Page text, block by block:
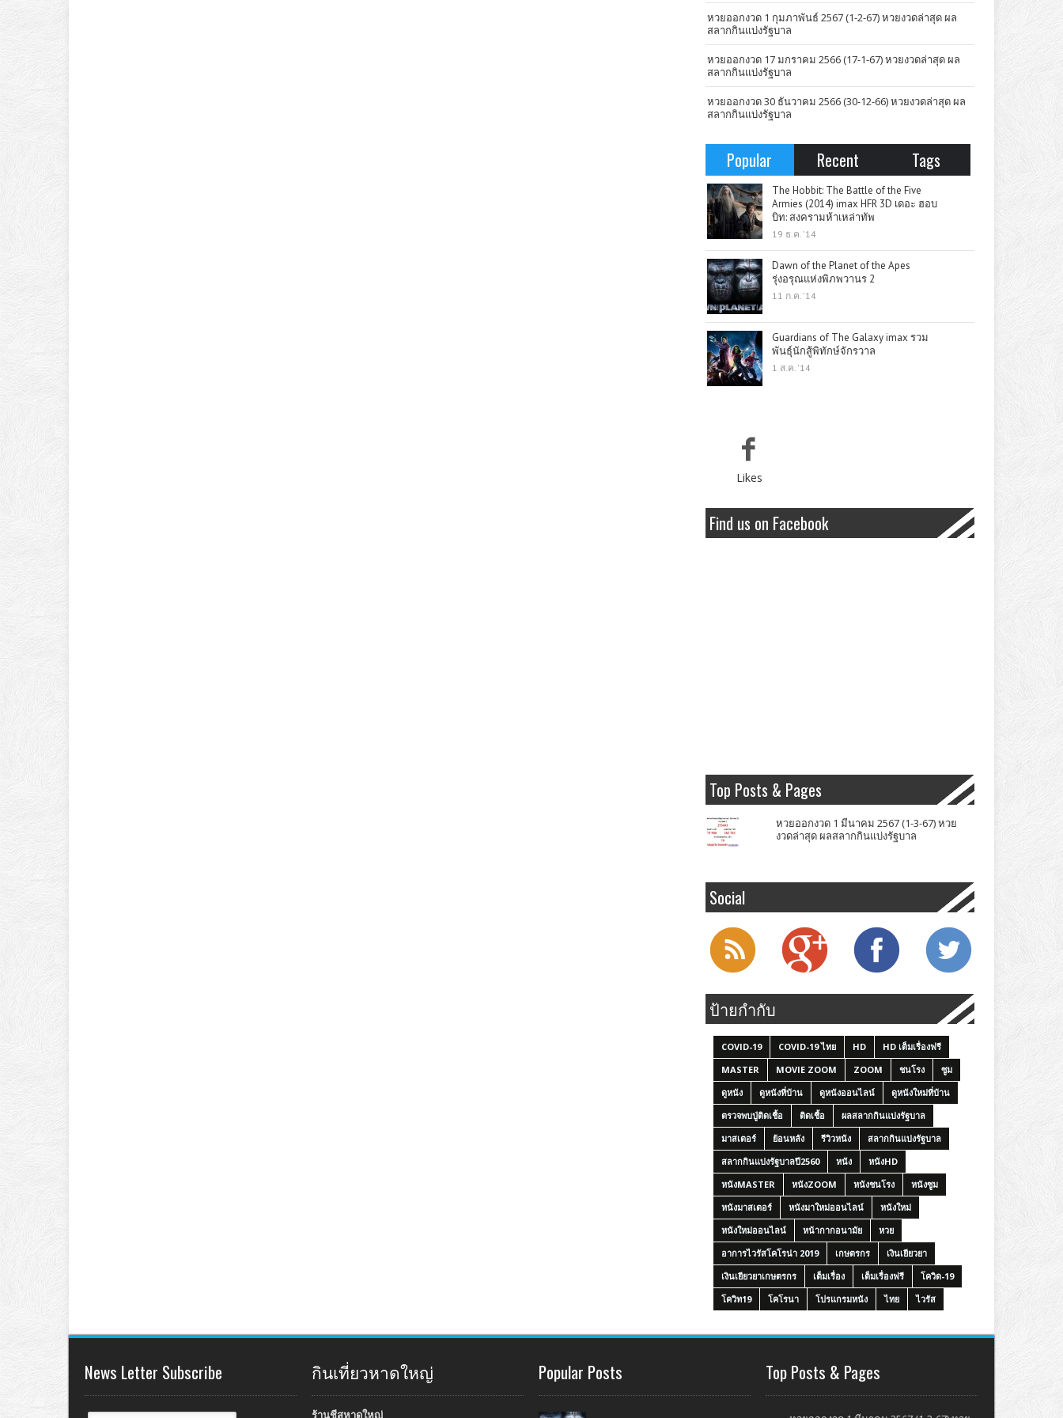
หวยออกงวด 1 กุมภาพันธ์ 2567 (1-2-67) หวยงวดล่าสุด ผล
สลากกินแบ่งรัฐบาล
หวยออกงวด 17 มกราคม 2566 (17-1-67) หวยงวดล่าสุด ผล
สลากกินแบ่งรัฐบาล
หวยออกงวด 30 ธันวาคม 2566 (30-12-66) หวยงวดล่าสุด ผล
สลากกินแบ่งรัฐบาล
Popular Recent Tags
The Hobbit: The Battle of the Five
Armies (2014) imax HFR 3D เดอะ ฮอบ
บิท: สงครามห้าเหล่าทัพ
19 ธ.ค. '14
Dawn of the Planet of the Apes
รุ่งอรุณแห่งพิภพวานร 2
11 ก.ค. '14
Guardians of The Galaxy imax รวม
พันธุ์นักสู้พิทักษ์จักรวาล
1 ส.ค. '14
Likes
Find us on Facebook
Top Posts & Pages
หวยออกงวด 1 มีนาคม 2567 (1-3-67) หวย
งวดล่าสุด ผลสลากกินแบ่งรัฐบาล
Social
ป้ายกำกับ
COVID-19 COVID-19 ไทย HD
HD เต็มเรื่องฟรี
MASTER
MOVIE ZOOM ZOOM ชนโรง
ซูม
ดูหนัง
ดูหนังที่บ้าน ดูหนังออนไลน์
ดูหนังใหม่ที่บ้าน
ตรวจพบปู่ติดเชื้อ
ติดเชื้อ
ผลสลากกินแบ่งรัฐบาล
มาสเตอร์
ย้อนหลัง รีวิวหนัง
สลากกินแบ่งรัฐบาล
สลากกินแบ่งรัฐบาลปี2560
หนัง
หนังHD
หนังMASTER
หนังZOOM หนังชนโรง
หนังซูม
หนังมาสเตอร์
หนังมาใหม่ออนไลน์
หนังใหม่
หนังใหม่ออนไลน์
หน้ากากอนามัย
หวย
อาการไวรัสโคโรน่า 2019
เกษตรกร
เงินเยียวยา
เงินเยียวยาเกษตรกร
เต็มเรื่อง เต็มเรื่องฟรี
โควิด-19
โควิท19
โคโรนา โปรแกรมหนัง ไทย ไวรัส
News Letter Subscribe กินเที่ยวหาดใหญ่
ร้านชีสหาดใหญ่
Popular Posts Top Posts & Pages